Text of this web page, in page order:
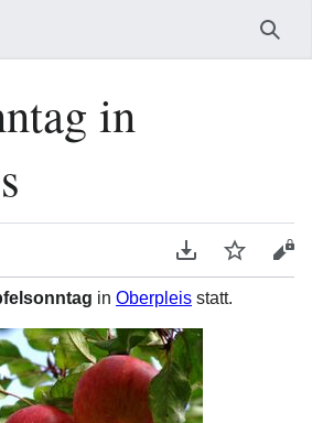
in
PDF
in Oberpleis statt.